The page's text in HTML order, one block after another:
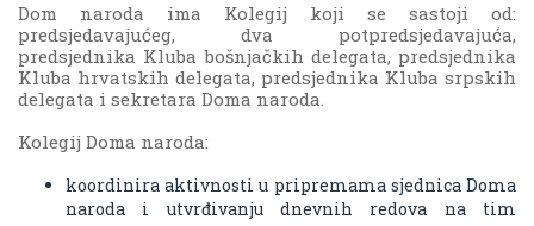
Dom naroda ima Kolegij koji se sastoji od:
predsjedavajućeg, dva potpredsjedavajuća,
predsjednika Kluba bošnjačkih delegata, predsjednika
Kluba hrvatskih delegata, predsjednika Kluba srpskih
delegata i sekretara Doma naroda.
Kolegij Doma naroda:
koordinira aktivnosti u pripremama sjednica Doma
naroda i utvrđivanju dnevnih redova na tim